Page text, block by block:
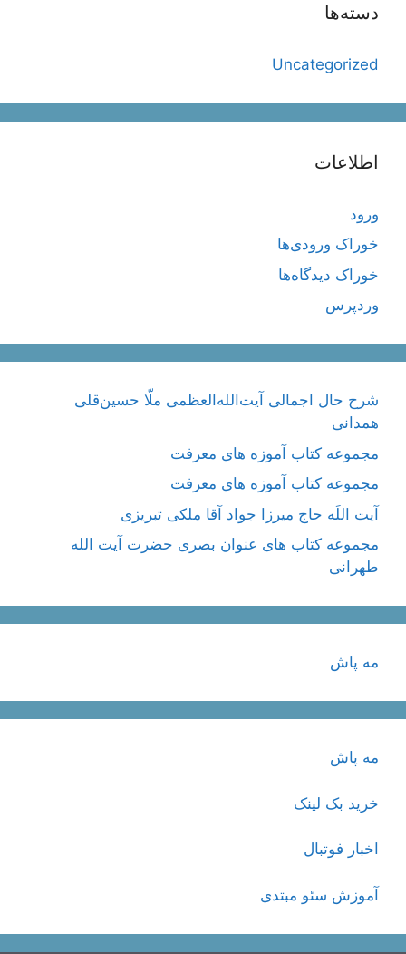
دسته‌ها
Uncategorized
اطلاعات
ورود
خوراک ورودی‌ها
خوراک دیدگاه‌ها
وردپرس
شرح حال اجمالی آیت‌الله‌العظمی ملّا حسین‌قلی
همدانی
مجموعه کتاب آموزه های معرفت
مجموعه کتاب آموزه های معرفت
آیت اللَه حاج میرزا جواد آقا ملکی تبریزی
مجموعه کتاب های عنوان بصری حضرت آیت الله
طهرانی
مه پاش
مه پاش
خرید بک لینک
اخبار فوتبال
آموزش سئو مبتدی